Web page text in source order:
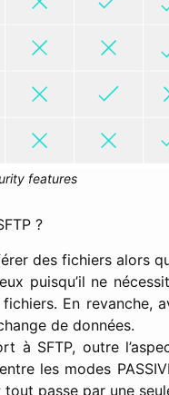
features
?
des fichiers alors
puisqu’il ne
En revanche,
de données.
à SFTP, outre
les modes
passe par une